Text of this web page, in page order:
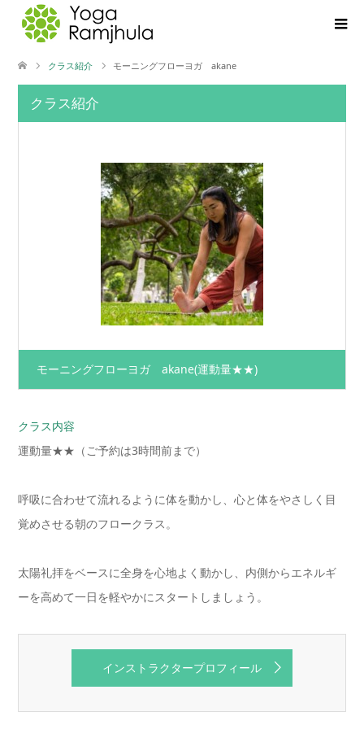
クラス紹介 モーニングフローヨガ akane
クラス紹介
モーニングフローヨガ akane(運動量★★)
クラス内容
運動量★★（ご予約は3時間前まで）
呼吸に合わせて流れるように体を動かし、心と体をやさしく目
覚めさせる朝のフロークラス。
太陽礼拝をベースに全身を心地よく動かし、内側からエネルギ
ーを高めて一日を軽やかにスタートしましょう。
インストラクタープロフィール